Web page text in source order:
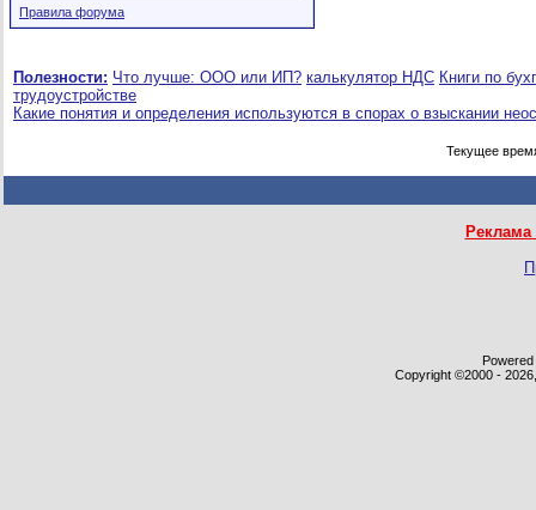
Правила форума
Полезности: Что лучше: ООО или ИП? калькулятор НДС Книги по
трудоустройстве
Какие понятия и определения используются в спорах о взыскании
Текущее
Copyright ©2000 -